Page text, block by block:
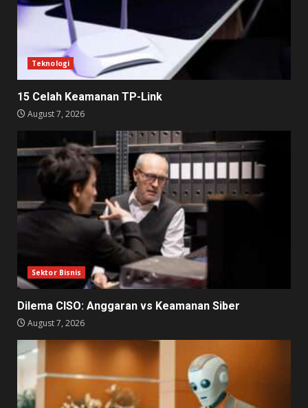
Teknologi
15 Celah Keamanan TP-Link
August 7, 2026
Sektor Bisnis
Dilema CISO: Anggaran vs Keamanan Siber
August 7, 2026